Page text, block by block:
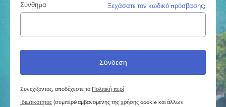
Σύνθημα Ξεχάσατε τον κωδικό πρόσβασης;
Συνεχίζοντας, αποδέχεστε το Πολιτική περί
Ιδιωτικότητας(συμπεριλαμβανομένης της χρήσης cookie και άλλων